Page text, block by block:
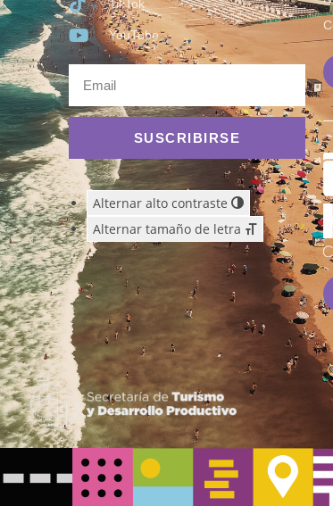
TikTok
YouTube
SUSCRIBIRSE
Alternar alto contraste
Alternar tamaño de letra